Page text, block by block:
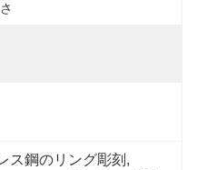
ス鋼のリング彫刻 ,